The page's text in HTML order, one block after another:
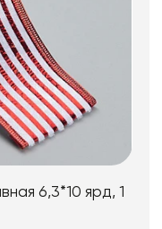
6,3*10 ярд, 1